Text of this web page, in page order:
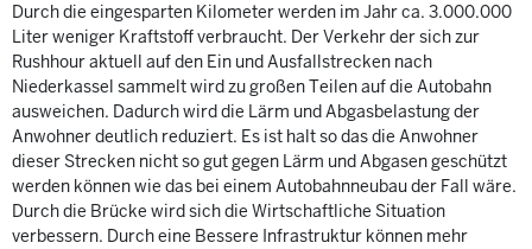
Durch die eingesparten Kilometer werden im Jahr ca. 3.000.000
Liter weniger Kraftstoff verbraucht. Der Verkehr der sich zur
Rushhour aktuell auf den Ein und Ausfallstrecken nach
Niederkassel sammelt wird zu großen Teilen auf die Autobahn
ausweichen. Dadurch wird die Lärm und Abgasbelastung der
Anwohner deutlich reduziert. Es ist halt so das die Anwohner
dieser Strecken nicht so gut gegen Lärm und Abgasen geschützt
werden können wie das bei einem Autobahnneubau der Fall wäre.
Durch die Brücke wird sich die Wirtschaftliche Situation
verbessern. Durch eine Bessere Infrastruktur können mehr